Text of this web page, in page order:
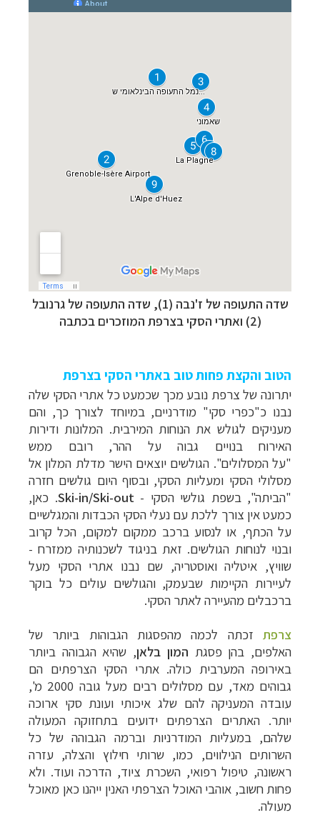
שדה התעופה של ז'נבה (1), שדה התעופה של גרנובל
(2) ואתרי הסקי בצרפת המוזכרים בכתבה
הטוב והקצת פחות טוב באתרי הסקי בצרפת
יתרונה של צרפת נובע מכך שכמעט כל אתרי הסקי שלה
נבנו כ"כפרי סקי" מודרניים, במיוחד לצורך כך, והם
מעניקים לגולש את הנוחות המירבית. המלונות ודירות
האירוח בנויים גבוה על ההר, רובם ממש
"על המסלולים". הגולשים יוצאים הישר מדלת המלון אל
מסלולי הסקי ומעליות הסקי, ובסוף היום גולשים חזרה
"הביתה", בשפת גולשי הסקי -Ski-in/Ski-out. כאן,
כמעט אין צורך ללכת עם נעלי הסקי הכבדות והמגלשיים
על הכתף, או לנסוע ברכב ממקום למקום, הכל קרוב
ובנוי לנוחות הגולשים. זאת בניגוד לשכנותיה ממזרח -
שוויץ, איטליה ואוסטריה, שם נבנו אתרי הסקי מעל
לעיירות הקיימות שבעמק, והגולשים עולים כל בוקר
ברכבלים מהעיירה לאתר הסקי.
צרפת זכתה לכמה מהפסגות הגבוהות ביותר של
האלפים, בהן פסגת המון בלאן, שהיא הגבוהה ביותר
באירופה המערבית כולה. אתרי הסקי הצרפתים הם
גבוהים מאד, עם מסלולים רבים מעל גובה 2000 מ',
עובדה המעניקה להם שלג איכותי ועונת סקי ארוכה
יותר.האתרים הצרפתים ידועים בתחזוקה המעולה
שלהם, במעליות המודרניות וברמה הגבוהה של כל
השרותים הנילווים, כמו, שרותי חילוץ והצלה, עזרה
ראשונה, טיפול רפואי, השכרת ציוד, הדרכה ועוד. ולא
פחות חשוב, אוהבי האוכל הצרפתי האנין ייהנו כאן מאוכל
מעולה.